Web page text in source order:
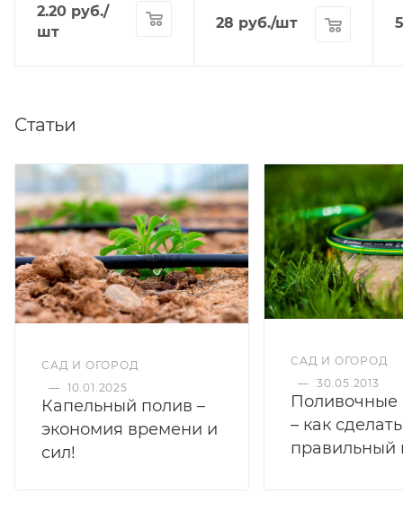
2.20 руб./
шт
28 руб./шт
Статьи
САД И ОГОРОД
— 10.01.2025
Капельный полив –
экономия времени и
сил!
САД И ОГОРОД
— 30.05.2013
Поливочные
– как сделать
правильный